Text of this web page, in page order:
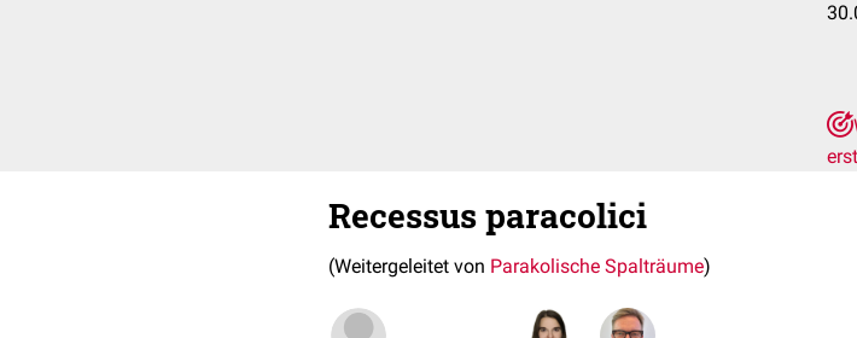
Recessus paracolici
(Weitergeleitet von Parakolische Spalträume)